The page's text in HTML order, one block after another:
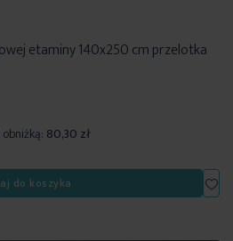
etaminy 140x250 cm przelotka
80,30 zł
do koszyka